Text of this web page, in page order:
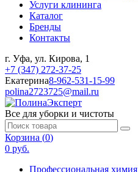
Услуги клининга
Каталог
Бренды
Контакты
г. Уфа, ул. Кирова, 1
+7 (347) 272-37-25
Екатерина8-962-531-15-99
polina2723725@mail.ru
Все для уборки и чистоты
Корзина (0)
0 руб.
Профессиональная химия